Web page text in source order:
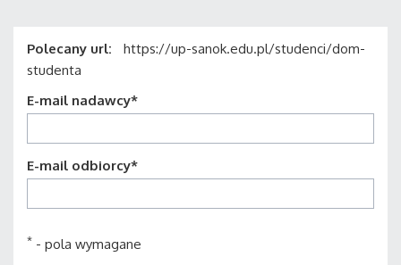
Polecany url:
https://up-sanok.edu.pl/studenci/dom-
studenta
E-mail nadawcy*
E-mail odbiorcy*
* - pola wymagane